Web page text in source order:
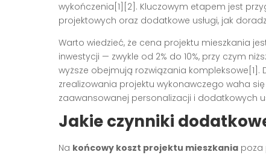
wykończenia[1][2]. Kluczowym etapem jest
projektowych oraz dodatkowe usługi, jak
Warto wiedzieć, że cena projektu mieszkania
inwestycji — zwykle od 2% do 10%, przy czym
wyższe obejmują rozwiązania kompleksowe[1].
zrealizowania projektu wykonawczego waha
zaawansowanej personalizacji i dodatkowych
Jakie czynniki
Na końcowy koszt projektu mieszkania poza